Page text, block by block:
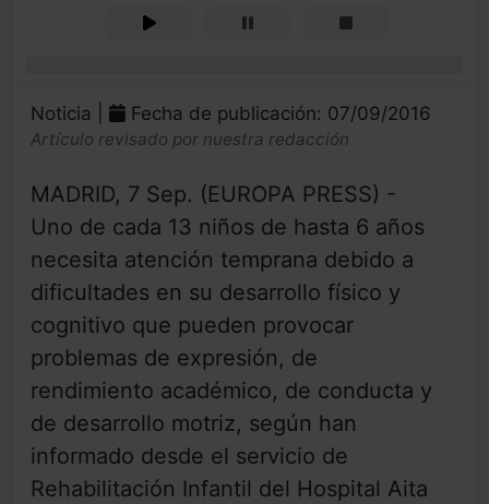
Noticia | Fecha de publicación: 07/09/2016
Artículo revisado por nuestra redacción
MADRID, 7 Sep. (EUROPA PRESS) -
Uno de cada 13 niños de hasta 6 años
necesita atención temprana debido a
dificultades en su desarrollo físico y
cognitivo que pueden provocar
problemas de expresión, de
rendimiento académico, de conducta y
de desarrollo motriz, según han
informado desde el servicio de
Rehabilitación Infantil del Hospital Aita